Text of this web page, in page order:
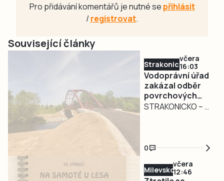
Pro přidávání komentářů je nutné se přihlásit
/registrovat.
Související články
Strakonicko
včera
16:03
Vodoprávní úřad
zakázal odběr
povrchových
vod na
STRAKONICKO – V
hydrologické
podmínky vydal
Městský úřad
Strakonice
0
Milevsko
včera
12:46